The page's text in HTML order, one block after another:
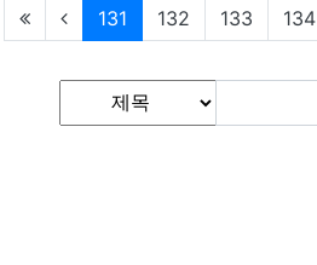
131현재페이지
132 133 134
게시물 검색
검색대상
검색어필수